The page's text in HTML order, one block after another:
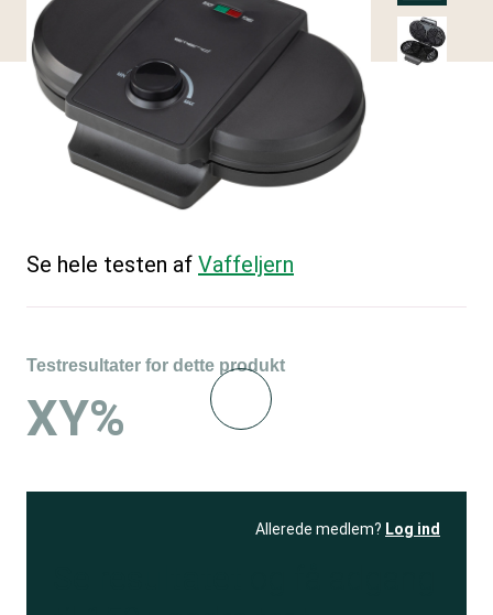
Se hele testen af Vaffeljern
Testresultater for dette produkt
XY%
Allerede medlem? Log ind